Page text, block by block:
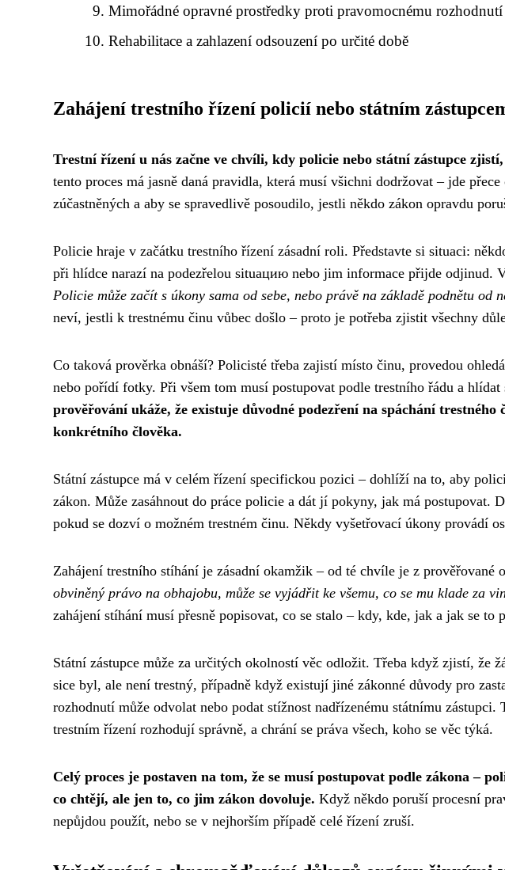
Mimořádné opravné prostředky proti pravomocnému rozhodnutí
Rehabilitace a zahlazení odsouzení po určité době
Zahájení trestního řízení policií nebo státním
Trestní řízení u nás začne ve chvíli, kdy policie nebo státní zástupce
tento proces má jasně daná pravidla, která musí všichni dodržovat – jde
zúčastněných a aby se spravedlivě posoudilo, jestli někdo zákon opravdu
Policie hraje v začátku trestního řízení zásadní roli. Představte si situaci:
při hlídce narazí na podezřelou situацию nebo jim informace přijde odjinud.
Policie může začít s úkony sama od sebe, nebo právě na základě podnětu od
neví, jestli k trestnému činu vůbec došlo – proto je potřeba zjistit všechny
Co taková prověrka obnáší? Policisté třeba zajistí místo činu, provedou
nebo pořídí fotky. Při všem tom musí postupovat podle trestního řádu a hlídat
prověřování ukáže, že existuje důvodné podezření na spáchání
konkrétního člověka.
Státní zástupce má v celém řízení specifickou pozici – dohlíží na to, aby
zákon. Může zasáhnout do práce policie a dát jí pokyny, jak má postupovat.
pokud se dozví o možném trestném činu. Někdy vyšetřovací úkony provádí
Zahájení trestního stíhání je zásadní okamžik – od té chvíle je z prověřované
obviněný právo na obhajobu, může se vyjádřit ke všemu, co se mu klade za
zahájení stíhání musí přesně popisovat, co se stalo – kdy, kde, jak a jak se to
Státní zástupce může za určitých okolností věc odložit. Třeba když zjistí, že
sice byl, ale není trestný, případně když existují jiné zákonné důvody pro
rozhodnutí může odvolat nebo podat stížnost nadřízenému státnímu
trestním řízení rozhodují správně, a chrání se práva všech, koho se věc týká.
Celý proces je postaven na tom, že se musí postupovat podle zákona –
co chtějí, ale jen to, co jim zákon dovoluje. Když někdo poruší procesní
nepůjdou použít, nebo se v nejhorším případě celé řízení zruší.